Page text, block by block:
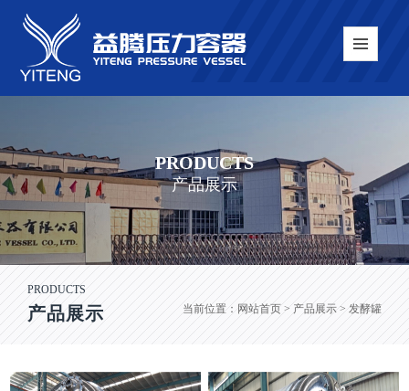
PRODUCTS
产品展示
PRODUCTS
产品展示 当前位置： 网站首页> 产品展示 > 发酵罐